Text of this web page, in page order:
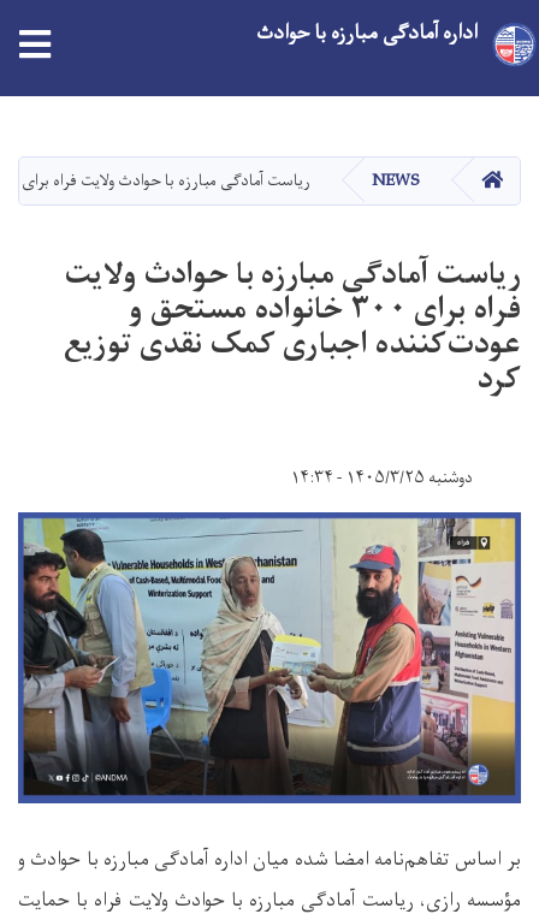
main
content
اداره آمادگی مبارزه با حوادث
HOME
NEWS ریاست آمادگی مبارزه با حوادث ولایت فراه برای ۳۰۰ خانواده مستحق و عودت‌کننده اجباری کمک نقدی توزیع کرد
ریاست آمادگی مبارزه با حوادث ولایت
فراه برای ۳۰۰ خانواده مستحق و
عودت‌کننده اجباری کمک نقدی توزیع
کرد
دوشنبه ۱۴۰۵/۳/۲۵ - ۱۴:۳۴
بر اساس تفاهم‌نامه امضا شده میان اداره آمادگی مبارزه با حوادث و
مؤسسه رازی، ریاست آمادگی مبارزه با حوادث ولایت فراه با حمایت